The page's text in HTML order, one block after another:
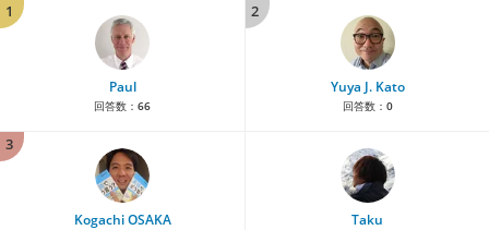
1
Paul
回答数： 66
2
Yuya J. Kato
回答数： 0
3
Kogachi OSAKA Taku